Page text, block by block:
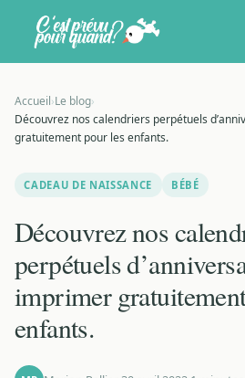
Accueil›Le blog›
Découvrez nos calendriers perpétuels
gratuitement pour les enfants.
CADEAU DE NAISSANCE BÉBÉ
Découvrez nos
perpétuels
imprimer
enfants.